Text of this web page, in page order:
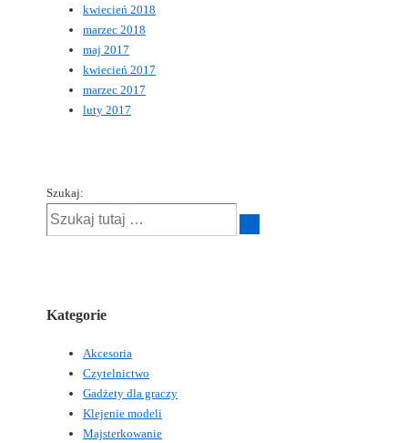
kwiecień 2018
marzec 2018
maj 2017
kwiecień 2017
marzec 2017
luty 2017
Szukaj:
Kategorie
Akcesoria
Czytelnictwo
Gadżety dla graczy
Klejenie modeli
Majsterkowanie